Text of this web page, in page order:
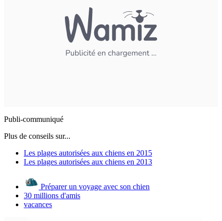
Publi-communiqué
Plus de conseils sur...
Les plages autorisées aux chiens en 2015
Les plages autorisées aux chiens en 2013
Préparer un voyage avec son chien
30 millions d'amis
vacances